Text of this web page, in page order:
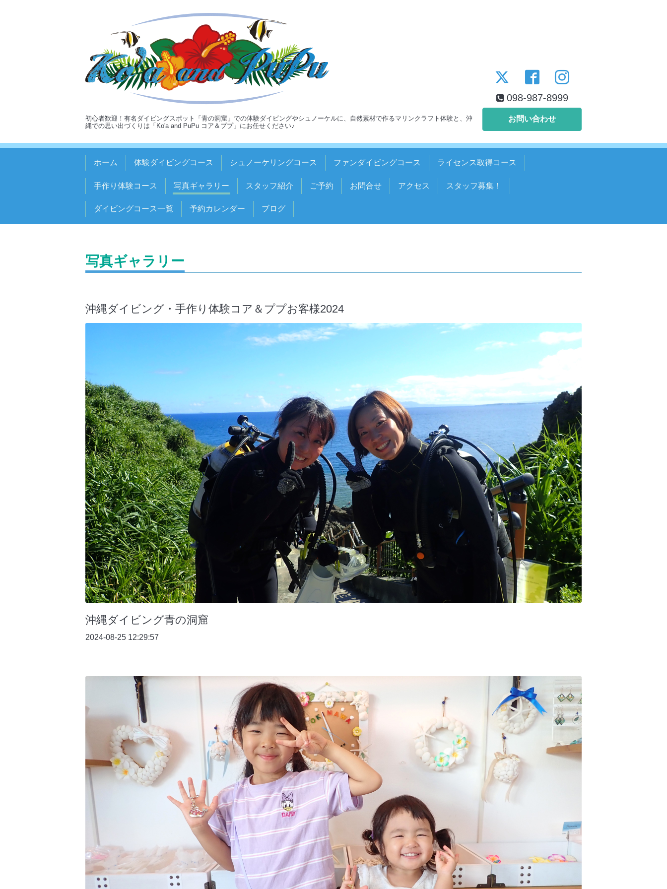
初心者歓迎！有名ダイビングスポット「青の洞窟」での体験ダイビングやシュノーケルに、自然素材で作るマリンクラフト体験と、沖
縄での思い出づくりは「Ko'a and PuPu コア＆ププ」にお任せください♪
098-987-8999
お問い合わせ
ホーム 体験ダイビングコース シュノーケリングコース ファンダイビングコース ライセンス取得コース
手作り体験コース 写真ギャラリー スタッフ紹介 ご予約 お問合せ アクセス スタッフ募集！
ダイビングコース一覧 予約カレンダー ブログ
写真ギャラリー
沖縄ダイビング・手作り体験コア＆ププお客様2024
沖縄ダイビング青の洞窟
2024-08-25 12:29:57